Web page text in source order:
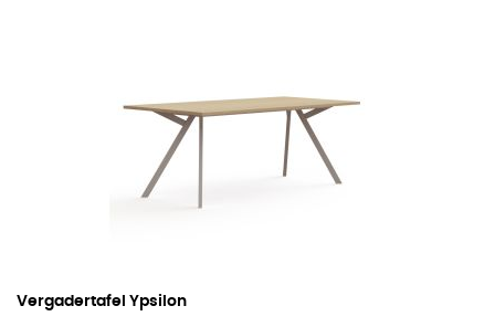
Vergadertafel Ypsilon